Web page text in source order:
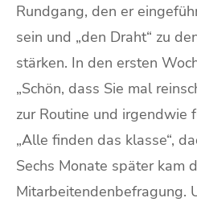
Rundgang, den er
sein und „den Draht“ zu
stärken. In den ersten
„Schön, dass Sie mal
zur Routine und irgendwie
„Alle finden das klasse“,
Sechs Monate später kam
Mitarbeitendenbefragung.